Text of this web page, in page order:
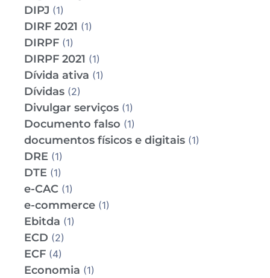
DIPJ (1)
DIRF 2021 (1)
DIRPF (1)
DIRPF 2021 (1)
Dívida ativa (1)
Dívidas (2)
Divulgar serviços (1)
Documento falso (1)
documentos físicos e digitais (1)
DRE (1)
DTE (1)
e-CAC (1)
e-commerce (1)
Ebitda (1)
ECD (2)
ECF (4)
Economia (1)